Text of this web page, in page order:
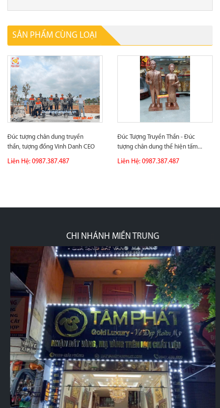
SẢN PHẨM CÙNG LOẠI
Đúc tượng chân dung truyền
thần, tượng đồng Vinh Danh CEO
Liên Hệ: 0987.387.487
Đúc Tượng Truyền Thần - Đúc
tượng chân dung thể hiện tấm...
Liên Hệ: 0987.387.487
CHI NHÁNH MIỀN TRUNG